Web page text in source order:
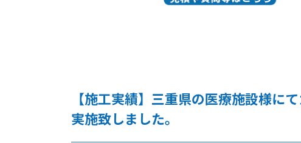
【施工実績】三重県の医療施設様に
実施致しました。